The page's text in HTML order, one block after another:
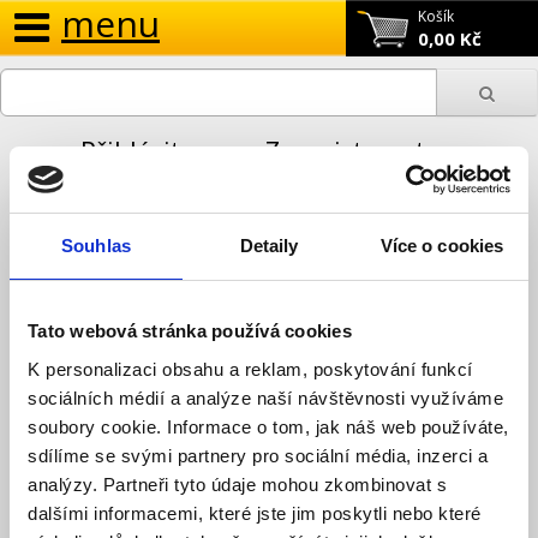
Souhlas Detaily Více o cookies
Tato webová stránka používá cookies
K personalizaci obsahu a reklam, poskytování funkcí
sociálních médií a analýze naší návštěvnosti využíváme
soubory cookie. Informace o tom, jak náš web používáte,
sdílíme se svými partnery pro sociální média, inzerci a
analýzy. Partneři tyto údaje mohou zkombinovat s
dalšími informacemi, které jste jim poskytli nebo které
Košík
0,00 Kč
menu
Přihlásit se Zaregistrovat se
Systém PocketHome - Elektrobock
Detekce nízkého tarifu
Detekce nízkého tarifu
Využíváte pro spínání spotřebičů nízký tarif? Využijte indikaci
nízkého tarifu také v systému PocketHome®.
Porovnání výrobku (0)